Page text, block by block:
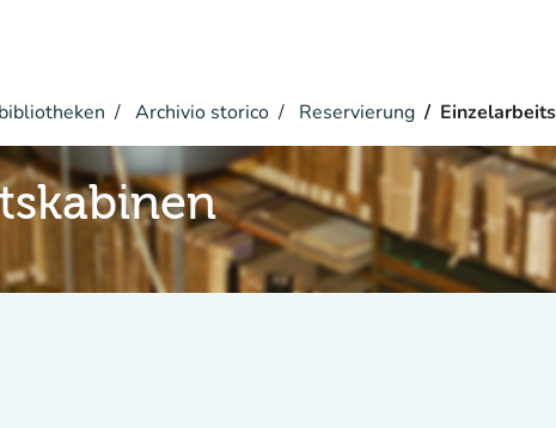
Archivio storico Reservierung